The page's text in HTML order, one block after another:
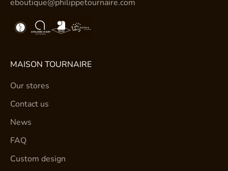
eboutique@philippetournaire.com
MAISON TOURNAIRE
Our stores
Contact us
News
FAQ
Custom design